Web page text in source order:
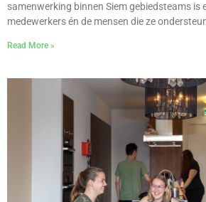
samenwerking binnen Siem gebiedsteams is
medewerkers én de mensen die ze
Read More »